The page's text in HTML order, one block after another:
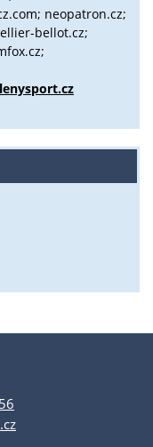
neopatron.cz;
bellot.cz;